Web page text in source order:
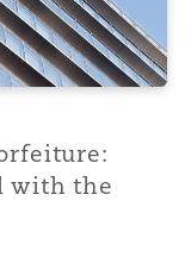
with the